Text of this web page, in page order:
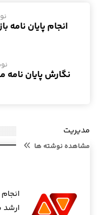
انجام پایان نامه
نگارش پایان
مدیریت
مشاهده نوشته ها
ارشد